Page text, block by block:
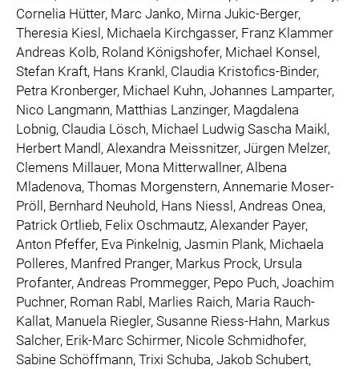
Cornelia Hütter, Marc Janko, Mirna Jukic-Berger,
Theresia Kiesl, Michaela Kirchgasser, Franz Klammer
Andreas Kolb, Roland Königshofer, Michael Konsel,
Stefan Kraft, Hans Krankl, Claudia Kristofics-Binder,
Petra Kronberger, Michael Kuhn, Johannes Lamparter,
Nico Langmann, Matthias Lanzinger, Magdalena
Lobnig, Claudia Lösch, Michael Ludwig Sascha Maikl,
Herbert Mandl, Alexandra Meissnitzer, Jürgen Melzer,
Clemens Millauer, Mona Mitterwallner, Albena
Mladenova, Thomas Morgenstern, Annemarie Moser-
Pröll, Bernhard Neuhold, Hans Niessl, Andreas Onea,
Patrick Ortlieb, Felix Oschmautz, Alexander Payer,
Anton Pfeffer, Eva Pinkelnig, Jasmin Plank, Michaela
Polleres, Manfred Pranger, Markus Prock, Ursula
Profanter, Andreas Prommegger, Pepo Puch, Joachim
Puchner, Roman Rabl, Marlies Raich, Maria Rauch-
Kallat, Manuela Riegler, Susanne Riess-Hahn, Markus
Salcher, Erik-Marc Schirmer, Nicole Schmidhofer,
Sabine Schöffmann, Trixi Schuba, Jakob Schubert,